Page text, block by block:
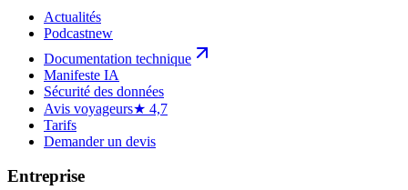
Actualités
Podcastnew
Documentation technique
Manifeste IA
Sécurité des données
Avis voyageurs★ 4,7
Tarifs
Demander un devis
Entreprise